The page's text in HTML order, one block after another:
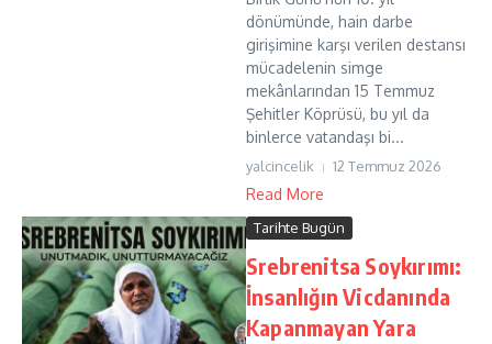
dönümünde, hain darbe
girişimine karşı verilen destansı
mücadelenin simge
mekânlarından 15 Temmuz
Şehitler Köprüsü, bu yıl da
binlerce vatandaşı bi...
yalcincelik 12 Temmuz 2026
Read More
Tarihte Bugün
Srebrenitsa Soykırımı:
İnsanlığın Vicdanında
Kapanmayan Yara